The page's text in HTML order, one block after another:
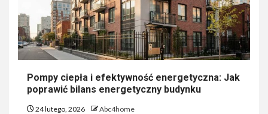
Pompy ciepła i efektywność energetyczna: Jak
poprawić bilans energetyczny budynku
24 lutego, 2026 Abc4home